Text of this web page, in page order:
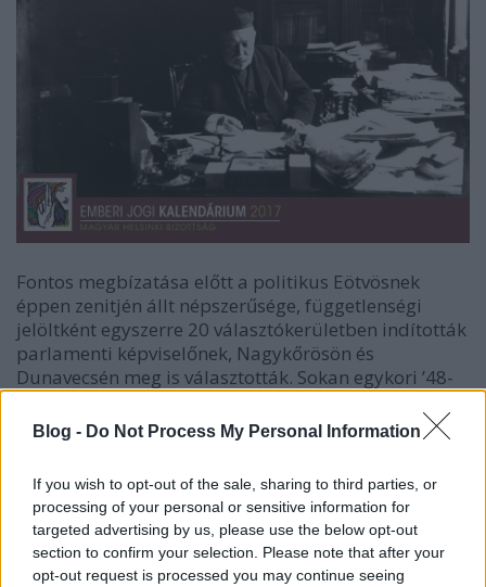
Blog - Do Not Process My Personal Information
If you wish to opt-out of the sale, sharing to third parties, or
processing of your personal or sensitive information for
targeted advertising by us, please use the below opt-out
section to confirm your selection. Please note that after your
opt-out request is processed you may continue seeing
Fontos megbízatása előtt a politikus Eötvösnek
éppen zenitjén állt népszerűsége, függetlenségi
jelöltként egyszerre 20 választókerületben indították
parlamenti képviselőnek, Nagykőrösön és
Dunavecsén meg is választották. Sokan egykori ’48-
európai trendhez – az antiszemita mozgalom híveivé
szegődtek. Közülük Istóczy Győző, Verhovay Gyula,
Ónódy Géza a legismertebbek, és ők azok, akik a
parlamentben is a zsidóellenes hecckampány
élharcosai lesznek.Az Országgyűlésben azonban
Tisza Kálmánék megakadályozzák törekvéseiket.